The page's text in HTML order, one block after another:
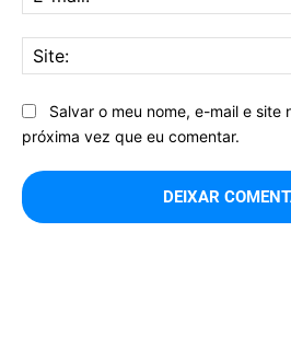
Salvar o meu nome, e-mail e site
próxima vez que eu comentar.